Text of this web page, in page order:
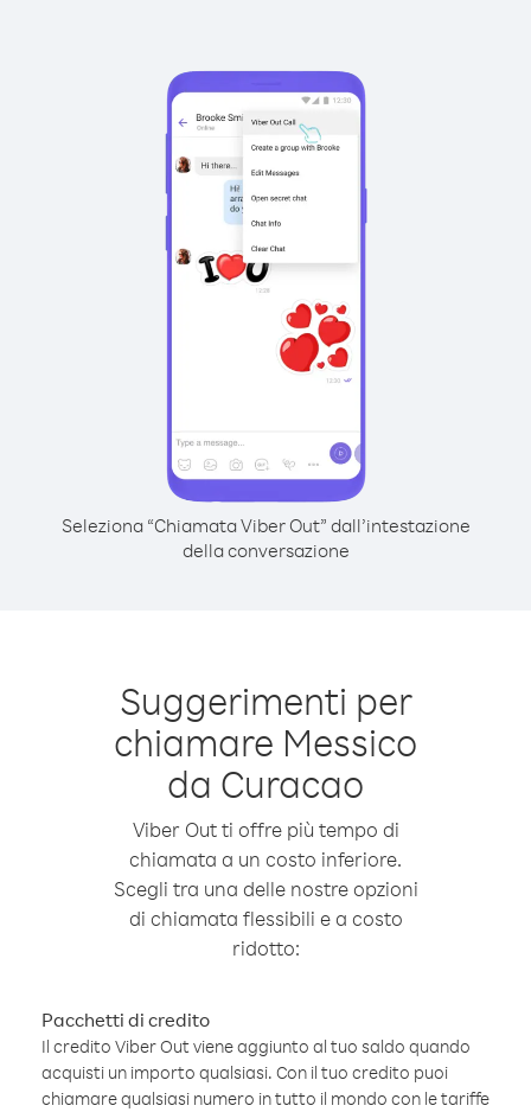
Seleziona “Chiamata Viber Out” dall’intestazione
della conversazione
Suggerimenti per
chiamare Messico
da Curacao
Viber Out ti offre più tempo di
chiamata a un costo inferiore.
Scegli tra una delle nostre opzioni
di chiamata flessibili e a costo
ridotto:
Pacchetti di credito
Il credito Viber Out viene aggiunto al tuo saldo quando
acquisti un importo qualsiasi. Con il tuo credito puoi
chiamare qualsiasi numero in tutto il mondo con le tariffe